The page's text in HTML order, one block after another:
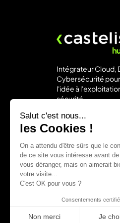
Salut c'est nous...
les Cookies !
On a attendu d'être sûrs que le
de ce site vous intéresse avant de
vous déranger, mais on aimerait
votre visite...
C'est OK pour vous ?
Consentements
Non merci Je
Intégrateur Cloud,
Cybersécurité
l'idée à
sécurité.
Paris
+33 1 43 90 19 80